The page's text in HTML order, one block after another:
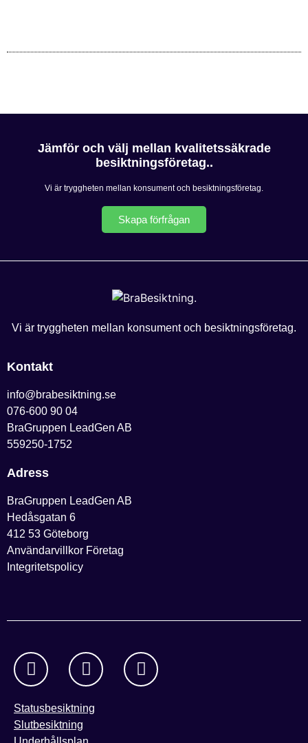
Jämför och välj mellan kvalitetssäkrade
besiktningsföretag..
Vi är tryggheten mellan konsument och besiktningsföretag.
Skapa förfrågan
Adress
BraGruppen LeadGen AB
Hedåsgatan 6
412 53 Göteborg
Användarvillkor Företag
Integritetspolicy
Kontakt
info@brabesiktning.se
076-600 90 04
BraGruppen LeadGen AB
559250-1752
Vi är tryggheten mellan konsument och besiktningsföretag.
Statusbesiktning
Slutbesiktning